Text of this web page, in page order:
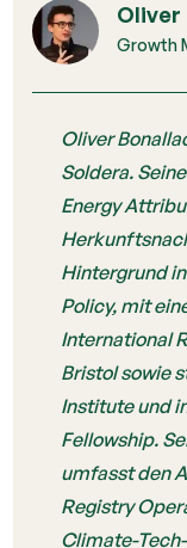
Oliver
Growth
Oliver
Soldera.
Energy
Hintergrund
Policy, mit
International
Bristol sowie
Institute und
Fellowship.
umfasst den
Registry
Climate-